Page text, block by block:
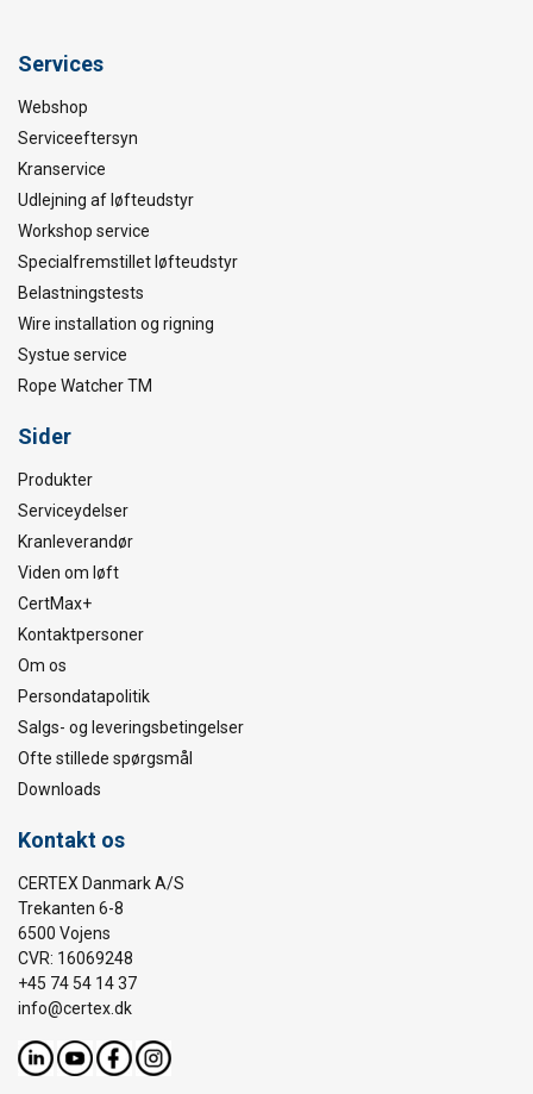
Services
Webshop
Serviceeftersyn
Kranservice
Udlejning af løfteudstyr
Workshop service
Specialfremstillet løfteudstyr
Belastningstests
Wire installation og rigning
Systue service
Rope Watcher TM
Sider
Produkter
Serviceydelser
Kranleverandør
Viden om løft
CertMax+
Kontaktpersoner
Om os
Persondatapolitik
Salgs- og leveringsbetingelser
Ofte stillede spørgsmål
Downloads
Kontakt os
CERTEX Danmark A/S
Trekanten 6-8
6500 Vojens
CVR: 16069248
+45 74 54 14 37
info@certex.dk